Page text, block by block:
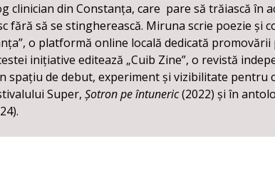
clinician din Constanța, care pare să trăiască în
fără să se stingherească. Miruna scrie poezie și
o platformă online locală dedicată
inițiative editează „Cuib Zine”, o revistă
spațiu de debut, experiment și vizibilitate pentru
Super, Șotron pe întuneric(2022) și în